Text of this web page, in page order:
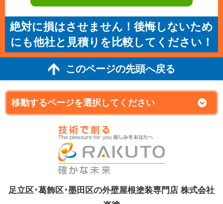
絶対に損はさせません！後悔しないため
にも他社と見積りを比較してください！
このページの先頭へ戻る
足立区･葛飾区･墨田区の外壁屋根塗装専門店 株式会社